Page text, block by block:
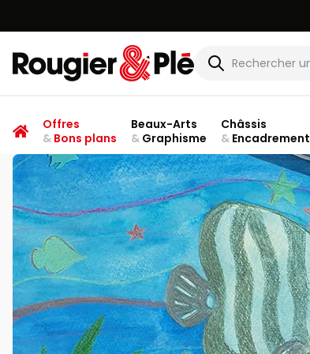
Rougier & Plé
Offres
&Bons plans
Beaux-Arts
&Graphisme
Châssis
&Encadrement